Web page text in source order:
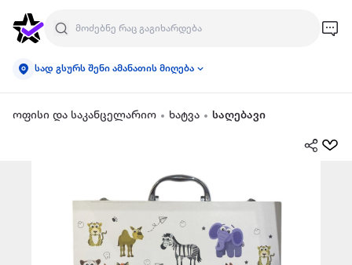
სად გსურს შენი ამანათის მიღება
ოფისი და საკანცელარიო ხატვა საღებავი